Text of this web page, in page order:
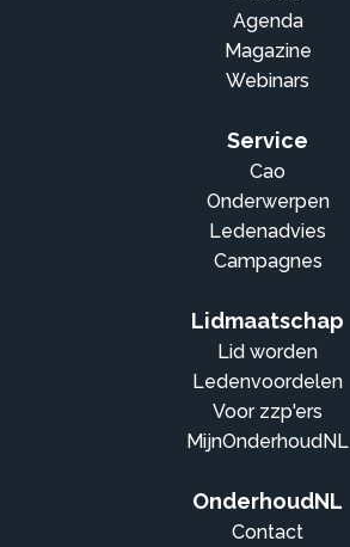
Agenda
Magazine
Webinars
Service
Cao
Onderwerpen
Ledenadvies
Campagnes
Lidmaatschap
Lid worden
Ledenvoordelen
Voor zzp'ers
MijnOnderhoudNL
OnderhoudNL
Contact